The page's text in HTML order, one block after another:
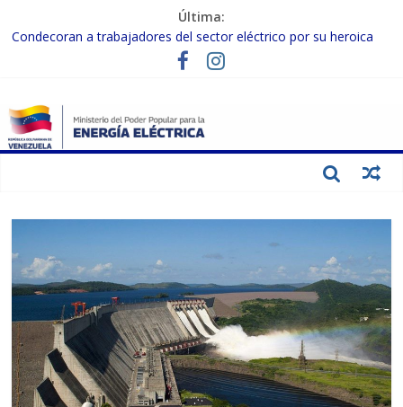
Última:
Condecoran a trabajadores del sector eléctrico por su heroica
labor tras el doble sismo del 24-J
Gobierno Nacional coordina acciones con el sector privado para
Inspeccionan trabajos de rehabilitación en instalaciones del SEN
en Carabobo
Gobierno Nacional activa plan preventivo para fortalecer el SEN